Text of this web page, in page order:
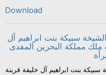
Download
سبيكة بنت ابراهيم آل
ملك مملكة البحرين المفدى
بنت ابراهيم آل خليفة قرينة